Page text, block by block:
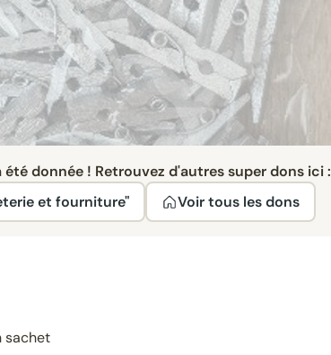
donnée ! Retrouvez d'autres super dons ici :
et fourniture"
Voir tous les dons
sachet